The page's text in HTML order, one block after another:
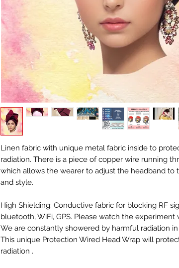
Linen fabric with unique metal fabric inside to
radiation. There is a piece of copper wire running
which allows the wearer to adjust the headband to
and style.
High Shielding: Conductive fabric for blocking RF
bluetooth, WiFi, GPS. Please watch the experiment
We are constantly showered by harmful radiation
This unique Protection Wired Head Wrap will
radiation .